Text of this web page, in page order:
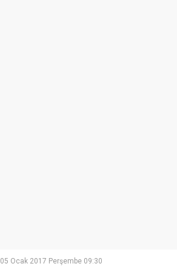
05 Ocak 2017 Perşembe 09:30